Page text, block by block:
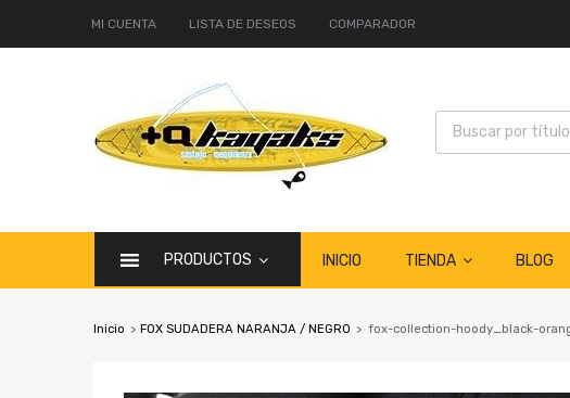
MI CUENTA LISTA DE DESEOS COMPARADOR
PRODUCTOS INICIO TIENDA BLOG
Inicio > FOX SUDADERA NARANJA / NEGRO > fox-collection-hoody_black-